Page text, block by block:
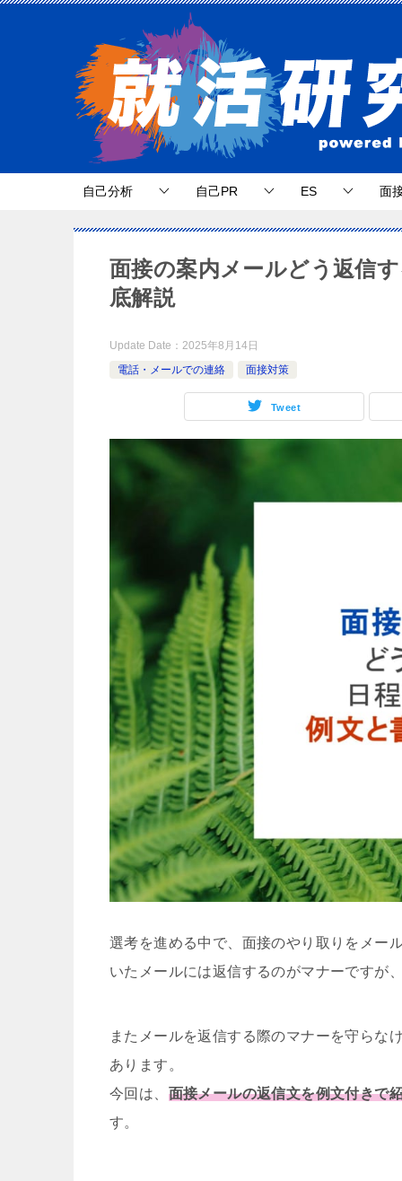
自己分析 自己PR ES 面
面接の案内メールどう返信
底解説
Update Date： 2025年8月14日
電話・メールでの連絡
面接対策
Tweet
選考を進める中で、面接のやり取りをメー
いたメールには返信するのがマナーですが
またメールを返信する際のマナーを守らな
あります。
今回は、 面接メールの返信文を例文付きで
す。